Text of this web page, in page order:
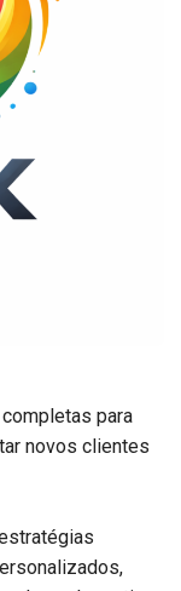
para
novos clientes